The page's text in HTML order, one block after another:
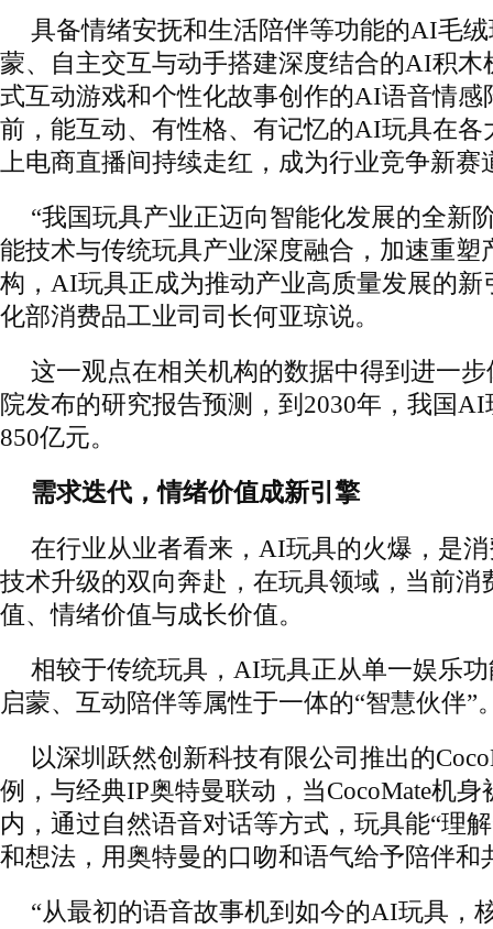
具备情绪安抚和生活陪伴等功能的AI毛
蒙、自主交互与动手搭建深度结合的AI积木
式互动游戏和个性化故事创作的AI语音情
前，能互动、有性格、有记忆的AI玩具在各
上电商直播间持续走红，成为行业竞争新赛
“我国玩具产业正迈向智能化发展的全新
能技术与传统玩具产业深度融合，加速重塑
构，AI玩具正成为推动产业高质量发展的新
化部消费品工业司司长何亚琼说。
这一观点在相关机构的数据中得到进一
院发布的研究报告预测，到2030年，我国
850亿元。
需求迭代，情绪价值成新引擎
在行业从业者看来，AI玩具的火爆，是
技术升级的双向奔赴，在玩具领域，当前消
值、情绪价值与成长价值。
相较于传统玩具，AI玩具正从单一娱乐
启蒙、互动陪伴等属性于一体的“智慧伙伴”
以深圳跃然创新科技有限公司推出的
例，与经典IP奥特曼联动，当CocoMate机
内，通过自然语音对话等方式，玩具能“理
和想法，用奥特曼的口吻和语气给予陪伴和
“从最初的语音故事机到如今的AI玩具，